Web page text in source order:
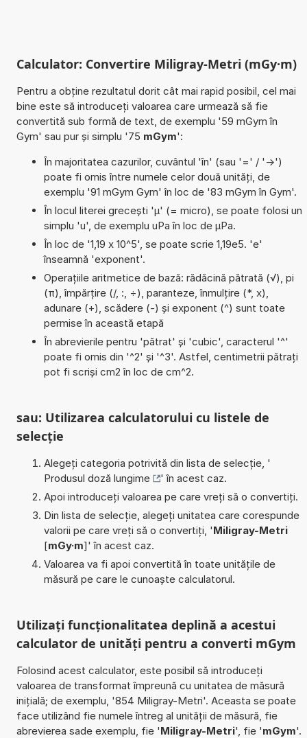
Calculator: Convertire Miligray-Metri (mGy·m)
Pentru a obține rezultatul dorit cât mai rapid posibil, cel mai
bine este să introduceți valoarea care urmează să fie
convertită sub formă de text, de exemplu '59 mGym în
Gym' sau pur și simplu '75 mGym':
În majoritatea cazurilor, cuvântul 'în' (sau '=' / '->')
poate fi omis între numele celor două unități, de
exemplu '91 mGym Gym' în loc de '83 mGym în Gym'.
În locul literei grecești 'µ' (= micro), se poate folosi un
simplu 'u', de exemplu uPa în loc de µPa.
În loc de '1,19 x 10^5', se poate scrie 1,19e5. 'e'
înseamnă 'exponent'.
Operațiile aritmetice de bază: rădăcină pătrată (√), pi
(π), împărțire (/, :, ÷), paranteze, înmulțire (*, x),
adunare (+), scădere (-) și exponent (^) sunt toate
permise în această etapă
În abrevierile pentru 'pătrat' și 'cubic', caracterul '^'
poate fi omis din '^2' și '^3'. Astfel, centimetrii pătrați
pot fi scriși cm2 în loc de cm^2.
sau: Utilizarea calculatorului cu listele de
selecție
Alegeți categoria potrivită din lista de selecție, '
Produsul doză lungime
' în acest caz.
Apoi introduceți valoarea pe care vreți să o convertiți.
Din lista de selecție, alegeți unitatea care corespunde
valorii pe care vreți să o convertiți, 'Miligray-Metri
[mGy·m]' în acest caz.
Valoarea va fi apoi convertită în toate unitățile de
măsură pe care le cunoaște calculatorul.
Utilizați funcționalitatea deplină a acestui
calculator de unități pentru a converti mGym
Folosind acest calculator, este posibil să introduceți
valoarea de transformat împreună cu unitatea de măsură
inițială; de exemplu, '854 Miligray-Metri'. Aceasta se poate
face utilizând fie numele întreg al unității de măsură, fie
abrevierea sade exemplu, fie 'Miligray-Metri', fie 'mGym'.